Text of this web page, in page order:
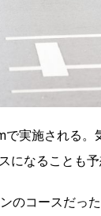
で実施される
になることも予
のコースだっ